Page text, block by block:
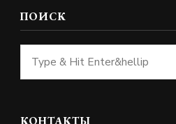
ПОИСК
Ищите
что-
КОНТАКТЫ